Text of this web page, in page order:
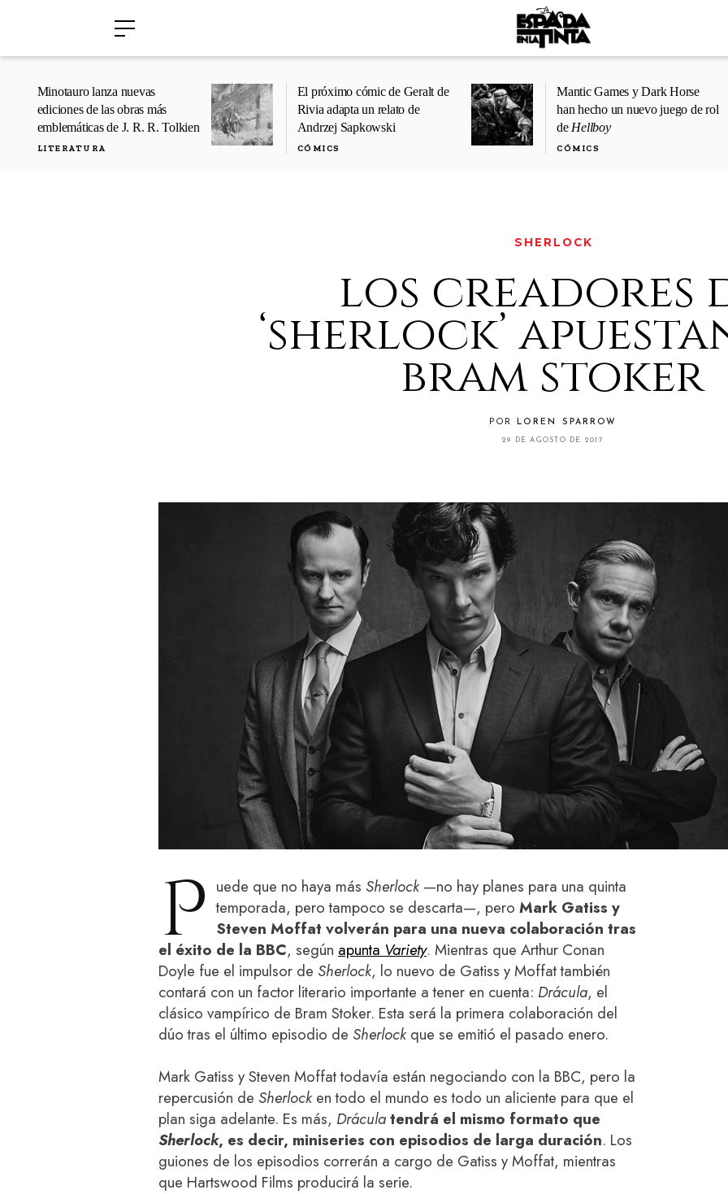
Minotauro lanza nuevas
ediciones de las obras más
emblemáticas de J. R. R. Tolkien
LITERATURA
El próximo cómic de Geralt de
Rivia adapta un relato de
Andrzej Sapkowski
CÓMICS
Mantic Games y Dark Horse
han hecho un nuevo juego de rol
de Hellboy
CÓMICS
SHERLOCK
los creadores
‘sherlock’
bram stoker
POR LOREN SPARROW
29 DE AGOSTO DE 2017
P uede que no haya más Sherlock—no hay planes para una quinta
temporada, pero tampoco se descarta—, pero Mark Gatiss y
Steven Moffat volverán para una nueva colaboración tras
el éxito de la BBC, según apunta Variety. Mientras que Arthur Conan
Doyle fue el impulsor de Sherlock, lo nuevo de Gatiss y Moffat también
contará con un factor literario importante a tener en cuenta: Drácula, el
clásico vampírico de Bram Stoker. Esta será la primera colaboración del
dúo tras el último episodio de Sherlockque se emitió el pasado enero.
Mark Gatiss y Steven Moffat todavía están negociando con la BBC, pero la
repercusión de Sherlocken todo el mundo es todo un aliciente para que el
plan siga adelante. Es más, Dráculatendrá el mismo formato que
Sherlock, es decir, miniseries con episodios de larga duración. Los
guiones de los episodios correrán a cargo de Gatiss y Moffat, mientras
que Hartswood Films producirá la serie.
›